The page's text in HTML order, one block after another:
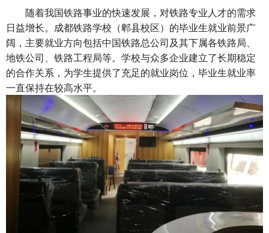
随着我国铁路事业的快速发展，对铁路专业人才的需求
日益增长。成都铁路学校（郫县校区）的毕业生就业前景广
阔，主要就业方向包括中国铁路总公司及其下属各铁路局、
地铁公司、铁路工程局等。学校与众多企业建立了长期稳定
的合作关系，为学生提供了充足的就业岗位，毕业生就业率
一直保持在较高水平。